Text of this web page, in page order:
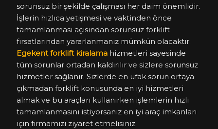
sorunsuz bir şekilde çalışması her daim önemlidir.
İşlerin hızlıca yetişmesi ve vaktinden önce
tamamlanması açısından sorunsuz forklift
fırsatlarından yararlanmanız mümkün olacaktır.
Egekent forklift kiralama hizmetleri sayesinde
tüm sorunlar ortadan kaldırılır ve sizlere sorunsuz
hizmetler sağlanır. Sizlerde en ufak sorun ortaya
çıkmadan forklift konusunda en iyi hizmetleri
almak ve bu araçları kullanırken işlemlerin hızlı
tamamlanmasını istiyorsanız en iyi araç imkanları
için firmamızı ziyaret etmelisiniz.